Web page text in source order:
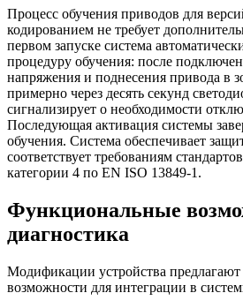
Процесс обучения приводов для
кодированием не требует
первом запуске система
процедуру обучения: после
напряжения и поднесения привода в
примерно через десять секунд
сигнализирует о необходимости
Последующая активация системы
обучения. Система обеспечивает
соответствует требованиям
категории 4 по EN ISO 13849-1.
Функциональные
диагностика
Модификации устройства
возможности для интеграции в